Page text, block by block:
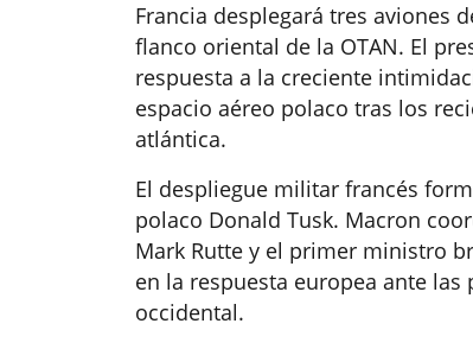
Francia desplegará tres aviones
flanco oriental de la OTAN. El
respuesta a la creciente
espacio aéreo polaco tras los
atlántica.
El despliegue militar francés
polaco Donald Tusk. Macron
Mark Rutte y el primer ministro
en la respuesta europea ante
occidental.